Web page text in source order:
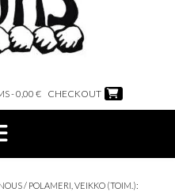
- 0,00 € CHECKOUT
/ POLAMERI, VEIKKO (TOIM.):